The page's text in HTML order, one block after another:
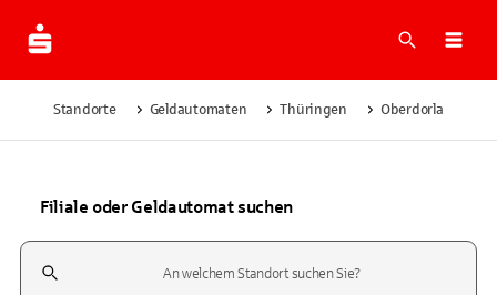
Suche
Standorte Geldautomaten Thüringen Oberdorla
Filiale oder Geldautomat suchen
Suchfeld